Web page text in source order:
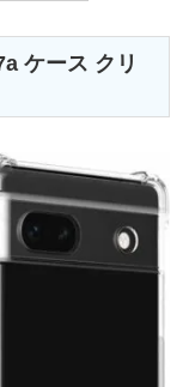
ケース クリ